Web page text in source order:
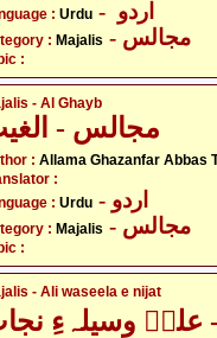
: Urdu
: Majalis - مجالس
:
- Al Ghayb
مجالس -
: Allama Ghazanfar Abbas
:
: Urdu - اردو
: Majalis - مجالس
:
- Ali waseela e nijat
علیؑ وسیلہءِ